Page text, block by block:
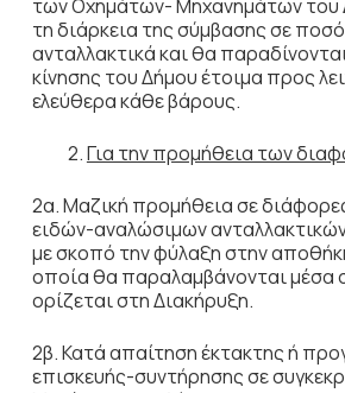
των Οχημάτων- Μηχανημάτων του
τη διάρκεια της σύμβασης σε
ανταλλακτικά και θα
κίνησης του Δήμου έτοιμα προς
ελεύθερα κάθε βάρους.
2.Για την προμήθεια των
2α. Μαζική προμήθεια σε
ειδών-αναλώσιμων
με σκοπό την φύλαξη στην
οποία θα παραλαμβάνονται μέσα
ορίζεται στη Διακήρυξη.
2β. Κατά απαίτηση έκτακτης ή
επισκευής-συντήρησης σε